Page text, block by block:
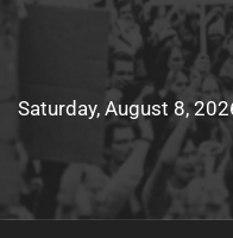
Saturday, August 8,